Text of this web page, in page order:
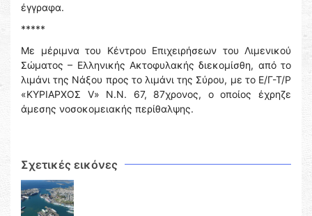
έγγραφα.
*****
Με μέριμνα του Κέντρου Επιχειρήσεων του Λιμενικού
Σώματος – Ελληνικής Ακτοφυλακής διεκομίσθη, από το
λιμάνι της Νάξου προς το λιμάνι της Σύρου, με το Ε/Γ-Τ/Ρ
«ΚΥΡΙΑΡΧΟΣ V» Ν.Ν. 67, 87χρονος, ο οποίος έχρηζε
άμεσης νοσοκομειακής περίθαλψης.
Σχετικές εικόνες